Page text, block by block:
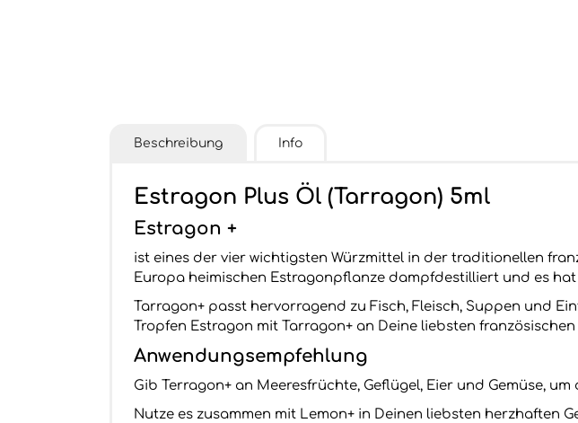
Beschreibung Info
Estragon Plus Öl (Tarragon) 5ml
Estragon +
ist eines der vier wichtigsten Würzmittel in der traditionellen
Europa heimischen Estragonpflanze dampfdestilliert und es
Tarragon+ passt hervorragend zu Fisch, Fleisch, Suppen und
Tropfen Estragon mit Tarragon+ an Deine liebsten
Anwendungsempfehlung
Gib Terragon+ an Meeresfrüchte, Geflügel, Eier und Gemüse,
Nutze es zusammen mit Lemon+ in Deinen liebsten herzhaften